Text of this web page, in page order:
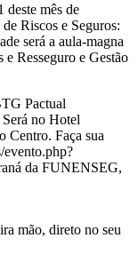
mês de
Riscos e Seguros:
será a aula-magna
e Resseguro e Gestão
Pactual
no Hotel
Centro. Faça sua
da FUNENSEG,
mão, direto no seu